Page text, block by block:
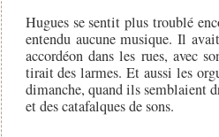
Hugues se sentit plus troublé
entendu aucune musique. Il
accordéon dans les rues, avec
tirait des larmes. Et aussi les
dimanche, quand ils semblaient
et des catafalques de sons.